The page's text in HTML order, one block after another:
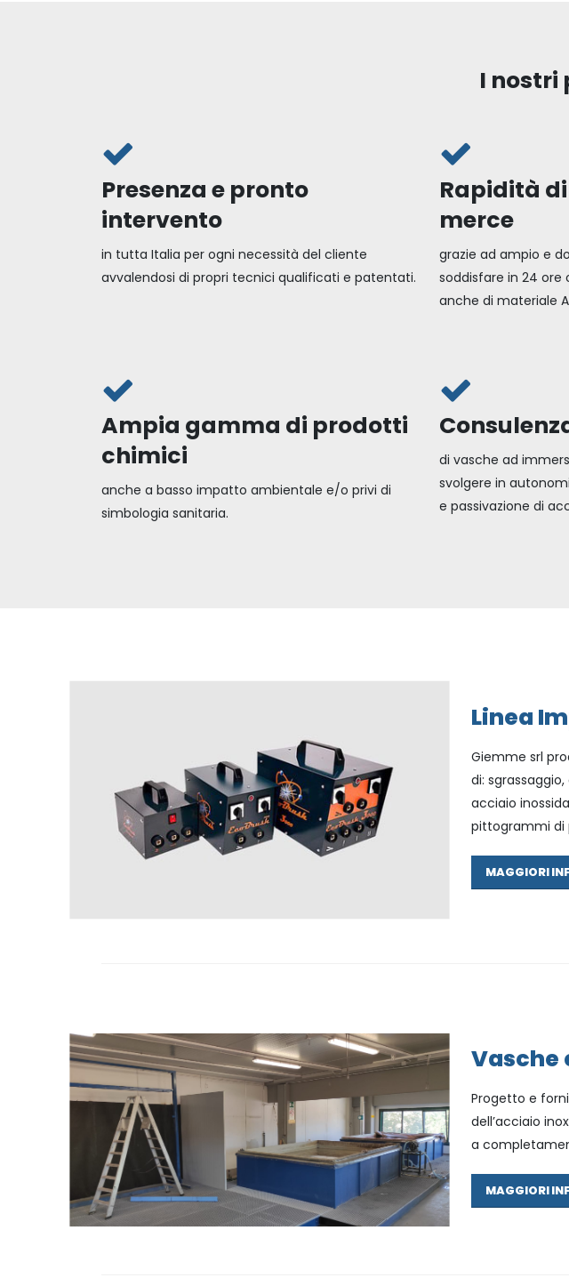
I nostri
Presenza e pronto
intervento
in tutta Italia per ogni necessità del cliente
avvalendosi di propri tecnici qualificati e patentati.
Rapidità
merce
grazie ad ampio e
soddisfare in 24 ore
anche di materiale
Ampia gamma di prodotti
chimici
anche a basso impatto ambientale e/o privi di
simbologia sanitaria.
di vasche ad
svolgere in
e passivazione di
Linea
Giemme srl
di:
acciaio
pittogrammi di
MAGGIORI
Vasche
Progetto e
dell’acciaio
a
MAGGIORI